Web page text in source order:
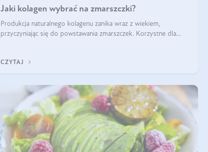
Jaki kolagen wybrać na zmarszczki?
Produkcja naturalnego kolagenu zanika wraz z wiekiem,
przyczyniając się do powstawania zmarszczek. Korzystne dla
CZYTAJ